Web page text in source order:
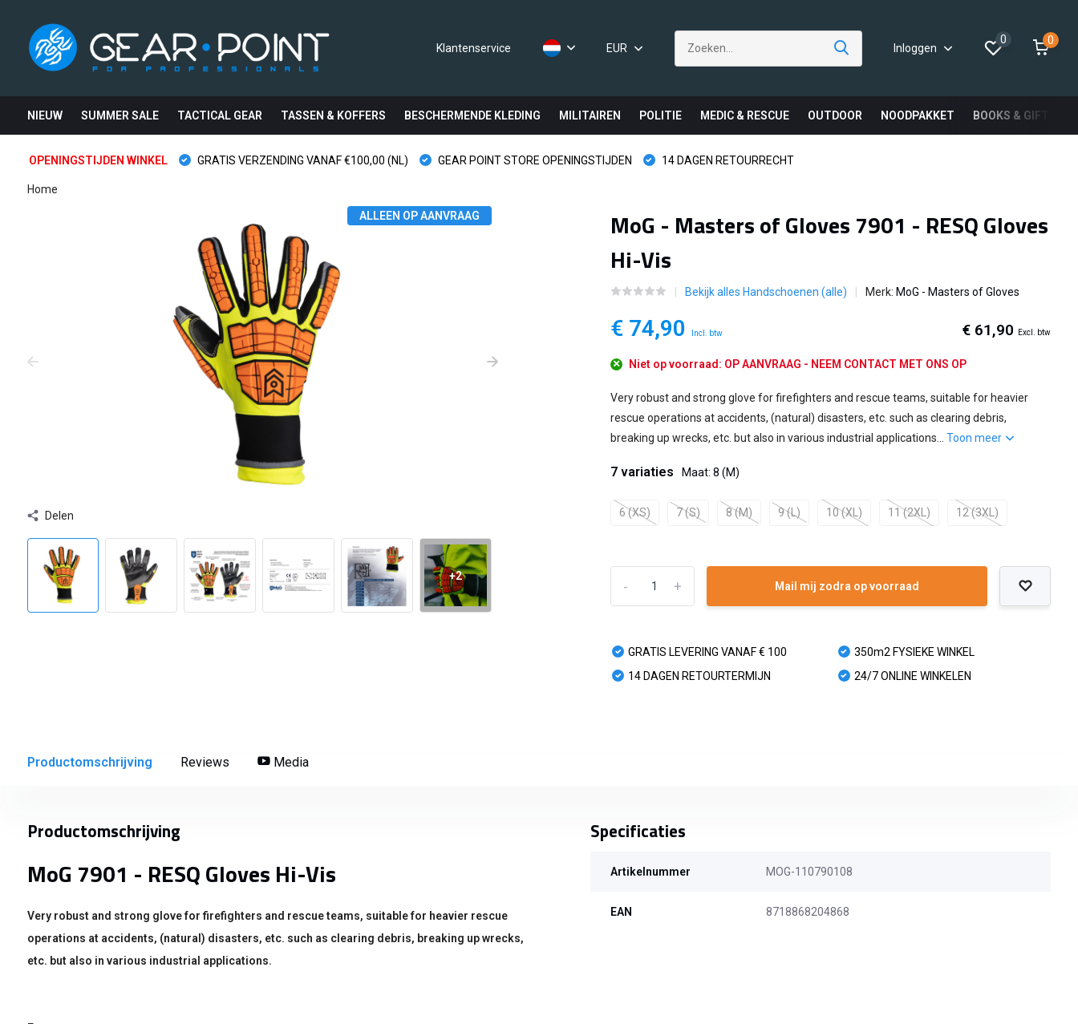
Klantenservice EUR Inloggen
0 0
NIEUW SUMMER SALE TACTICAL GEAR TASSEN & KOFFERS BESCHERMENDE KLEDING MILITAIREN POLITIE MEDIC & RESCUE OUTDOOR NOODPAKKET BOOKS & GIFTS
OPENINGSTIJDEN WINKEL GRATIS VERZENDING VANAF €100,00 (NL) GEAR POINT STORE OPENINGSTIJDEN 14 DAGEN RETOURRECHT
Home
ALLEEN OP AANVRAAG
Delen
+2
MoG - Masters of Gloves 7901 - RESQ Gloves
Hi-Vis
Bekijk alles Handschoenen (alle) Merk: MoG - Masters of Gloves
€ 74,90 Incl. btw € 61,90 Excl. btw
Niet op voorraad: OP AANVRAAG - NEEM CONTACT MET ONS OP
Very robust and strong glove for firefighters and rescue teams, suitable for heavier
rescue operations at accidents, (natural) disasters, etc. such as clearing debris,
breaking up wrecks, etc. but also in various industrial applications...Toon meer
7 variaties Maat: 8 (M)
6 (XS) 7 (S) 8 (M) 9 (L) 10 (XL) 11 (2XL) 12 (3XL)
+
- Mail mij zodra op voorraad
GRATIS LEVERING VANAF € 100
14 DAGEN RETOURTERMIJN
350m2 FYSIEKE WINKEL
24/7 ONLINE WINKELEN
Productomschrijving Reviews Media
Productomschrijving
MoG 7901 - RESQ Gloves Hi-Vis
Very robust and strong glove for firefighters and rescue teams, suitable for heavier rescue
operations at accidents, (natural) disasters, etc. such as clearing debris, breaking up wrecks,
etc. but also in various industrial applications.
Specificaties
Artikelnummer MOG-110790108
EAN 8718868204868